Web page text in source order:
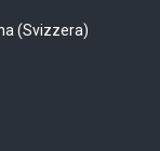
(Svizzera)